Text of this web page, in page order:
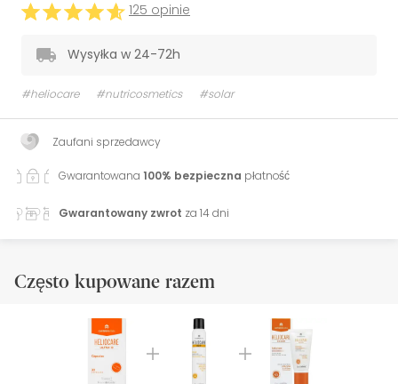
125 opinie
Wysyłka w 24-72h
#heliocare #nutricosmetics #solar
Zaufani sprzedawcy
Gwarantowana 100% bezpieczna płatność
Gwarantowany zwrot za 14 dni
Często kupowane razem